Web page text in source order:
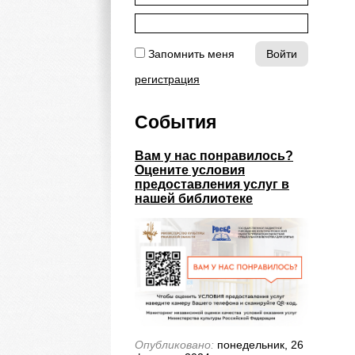
Запомнить меня
регистрация
События
Вам у нас понравилось?
Оцените условия
предоставления услуг в
нашей библиотеке
Опубликовано: понедельник, 26